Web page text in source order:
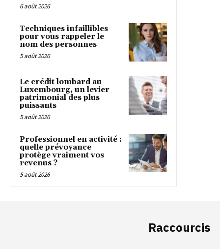
6 août 2026
Techniques infaillibles
pour vous rappeler le
nom des personnes
5 août 2026
Le crédit lombard au
Luxembourg, un levier
patrimonial des plus
puissants
5 août 2026
Professionnel en activité :
quelle prévoyance
protège vraiment vos
revenus ?
5 août 2026
Raccourcis